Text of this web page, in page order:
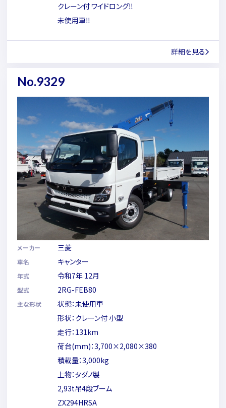
クレーン付 ワイドロング‼
未使用車‼
詳細を見る
No.9329
メーカー 三菱
車名 キャンター
年式 令和7年 12月
型式 2RG-FEB80
主な形状
状態：未使用車
形状：クレーン付 小型
走行：131km
荷台(mm)：3,700×2,080×380
積載量：3,000kg
上物：タダノ製
2,93t吊4段ブーム
ZX294HRSA